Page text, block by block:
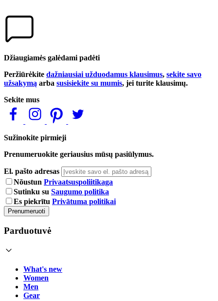
Džiaugiamės galėdami padėti
Peržiūrėkite dažniausiai užduodamus klausimus, sekite savo
užsakymą arba susisiekite su mumis, jei turite klausimų.
Sekite mus
Sužinokite pirmieji
Prenumeruokite geriausius mūsų pasiūlymus.
El. pašto adresas
Nõustun Privaatsuspoliitikaga
Sutinku su Saugumo politika
Es piekrītu Privātuma politikai
Prenumeruoti
Parduotuvė
What's new
Women
Men
Gear